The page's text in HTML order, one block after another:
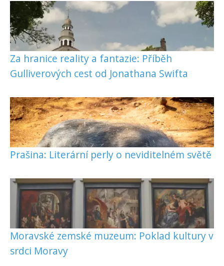
Za hranice reality a fantazie: Příběh
Gulliverových cest od Jonathana Swifta
Prašina: Literární perly o neviditelném světě
Moravské zemské muzeum: Poklad kultury v
srdci Moravy